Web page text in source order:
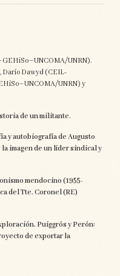
UNRN).
Darío Dawyd (CEIL-
UNRN) y
de un militante.
y autobiografía de Augusto
imagen de un líder sindical y
mendocino (1955-
del Tte. Coronel (RE)
Puiggrós y Perón:
de exportar la